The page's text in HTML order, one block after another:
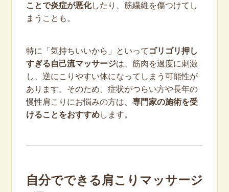
ことで炎症が悪化したり、筋繊維を傷つけてし
まうことも。
特に「気持ちいいから」といって ゴリゴリ押し
すぎる自己流マッサージは、筋肉を過度に刺激
し、逆にこりやすい体になってしまう可能性が
あります。そのため、症状がつらい方や長年の
慢性肩こりにお悩みの方は、 専門家の施術を受
けることをおすすめします。
自分でできる肩こりマッサージ